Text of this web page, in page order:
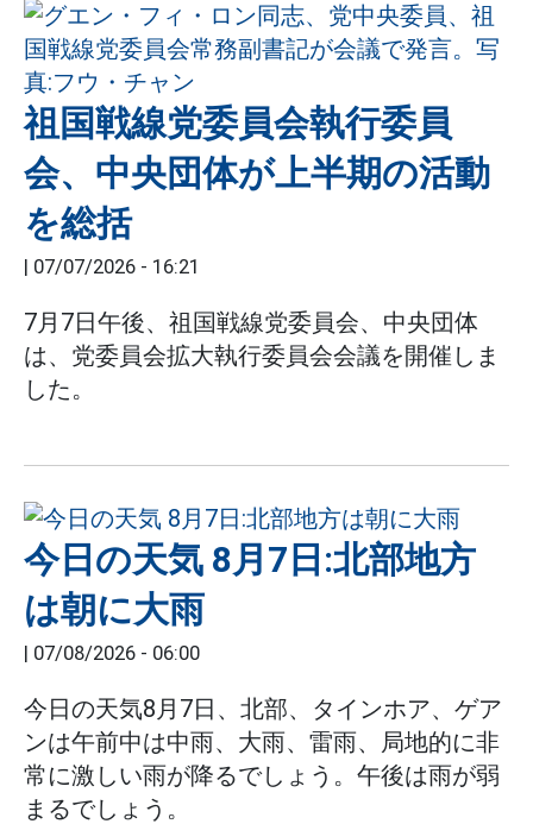
祖国戦線党委員会執行委員
会、中央団体が上半期の活動
を総括
| 07/07/2026 - 16:21
7月7日午後、祖国戦線党委員会、中央団体
は、党委員会拡大執行委員会会議を開催しま
した。
今日の天気 8月7日:北部地方
は朝に大雨
| 07/08/2026 - 06:00
今日の天気8月7日、北部、タインホア、ゲア
ンは午前中は中雨、大雨、雷雨、局地的に非
常に激しい雨が降るでしょう。午後は雨が弱
まるでしょう。